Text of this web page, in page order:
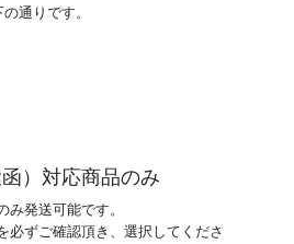
通りです。
）対応商品のみ
み発送可能です。
必ずご確認頂き、選択してくださ